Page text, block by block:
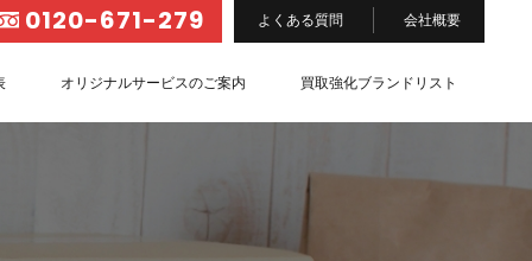
0120-671-279 よくある質問 会社概要
オリジナルサービスのご案内 買取強化ブランドリスト